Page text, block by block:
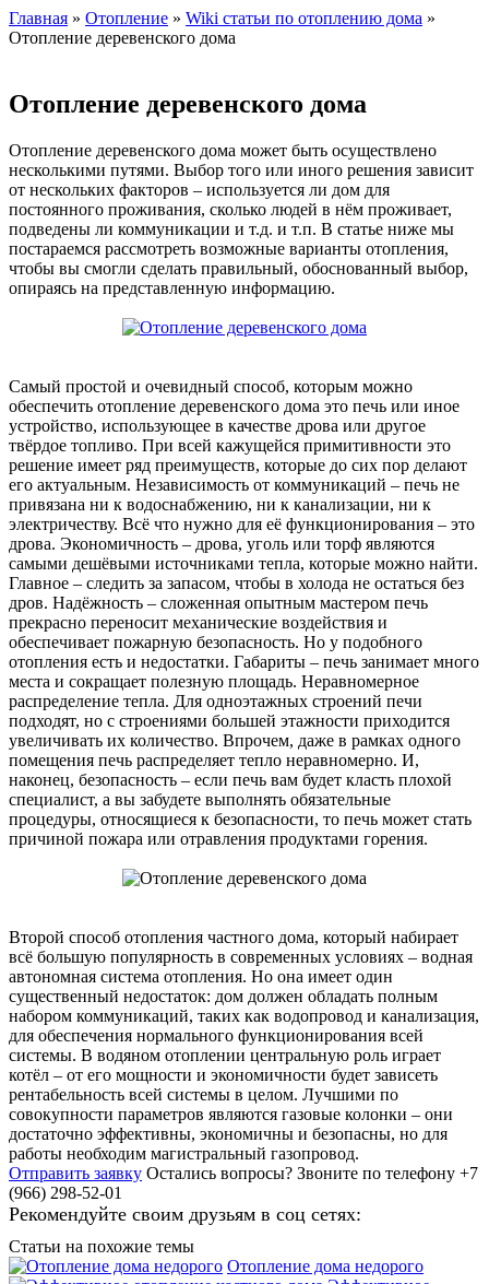
Главная » Отопление » Wiki статьи по отоплению дома »
Отопление деревенского дома
Отопление деревенского дома
Отопление деревенского дома может быть осуществлено
несколькими путями. Выбор того или иного решения зависит
от нескольких факторов – используется ли дом для
постоянного проживания, сколько людей в нём проживает,
подведены ли коммуникации и т.д. и т.п. В статье ниже мы
постараемся рассмотреть возможные варианты отопления,
чтобы вы смогли сделать правильный, обоснованный выбор,
опираясь на представленную информацию.
Самый простой и очевидный способ, которым можно
обеспечить отопление деревенского дома это печь или иное
устройство, использующее в качестве дрова или другое
твёрдое топливо. При всей кажущейся примитивности это
решение имеет ряд преимуществ, которые до сих пор делают
его актуальным. Независимость от коммуникаций – печь не
привязана ни к водоснабжению, ни к канализации, ни к
электричеству. Всё что нужно для её функционирования – это
дрова. Экономичность – дрова, уголь или торф являются
самыми дешёвыми источниками тепла, которые можно найти.
Главное – следить за запасом, чтобы в холода не остаться без
дров. Надёжность – сложенная опытным мастером печь
прекрасно переносит механические воздействия и
обеспечивает пожарную безопасность. Но у подобного
отопления есть и недостатки. Габариты – печь занимает много
места и сокращает полезную площадь. Неравномерное
распределение тепла. Для одноэтажных строений печи
подходят, но с строениями большей этажности приходится
увеличивать их количество. Впрочем, даже в рамках одного
помещения печь распределяет тепло неравномерно. И,
наконец, безопасность – если печь вам будет класть плохой
специалист, а вы забудете выполнять обязательные
процедуры, относящиеся к безопасности, то печь может стать
причиной пожара или отравления продуктами горения.
Второй способ отопления частного дома, который набирает
всё большую популярность в современных условиях – водная
автономная система отопления. Но она имеет один
существенный недостаток: дом должен обладать полным
набором коммуникаций, таких как водопровод и канализация,
для обеспечения нормального функционирования всей
системы. В водяном отоплении центральную роль играет
котёл – от его мощности и экономичности будет зависеть
рентабельность всей системы в целом. Лучшими по
совокупности параметров являются газовые колонки – они
достаточно эффективны, экономичны и безопасны, но для
работы необходим магистральный газопровод.
Отправить заявку Остались вопросы? Звоните по телефону +7
(966) 298-52-01
Рекомендуйте своим друзьям в соц сетях:
Статьи на похожие темы
Отопление дома недорого